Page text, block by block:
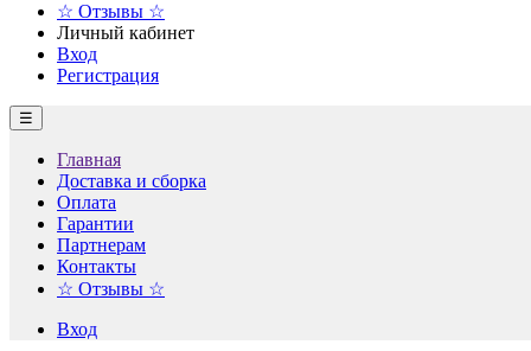
☆ Отзывы ☆
Личный кабинет
Вход
Регистрация
☰
Главная
Доставка и сборка
Оплата
Гарантии
Партнерам
Контакты
☆ Отзывы ☆
Вход